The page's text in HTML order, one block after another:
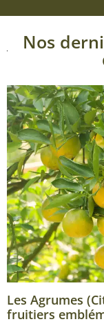
Nos
Les Agrumes
fruitiers